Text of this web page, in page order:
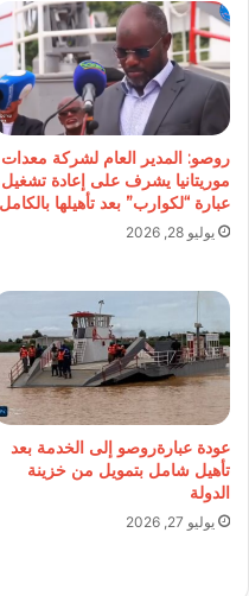
روصو: المدير العام لشركة معدات
موريتانيا يشرف على إعادة تشغيل
عبارة “لكوارب” بعد تأهيلها بالكامل
يوليو 28, 2026
عودة عبارةروصو إلى الخدمة بعد
تأهيل شامل بتمويل من خزينة
الدولة
يوليو 27, 2026